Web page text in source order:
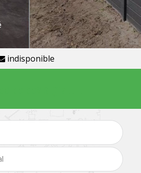
indisponible